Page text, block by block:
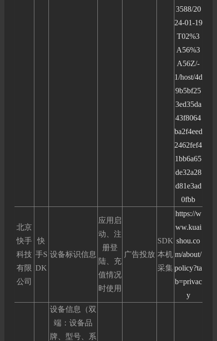
3588/20
24-01-19
T02%3
A56%3
A56Z/-
1/host/4d
9b5bf25
3ed35da
43f8064
ba2f4eed
2462fef4
1bb6a65
de32a28
d81e3ad
0fbb
北京
快手
科技
有限
公司
快
手S
DK
设备标识信息
应用启
动、注
册登
陆、充
值情况
时使用
广告投放
SDK
本机
采集
https://w
ww.kuai
shou.co
m/about/
policy?ta
b=privac
y
设备信息（双
端：设备品
牌、型号、系